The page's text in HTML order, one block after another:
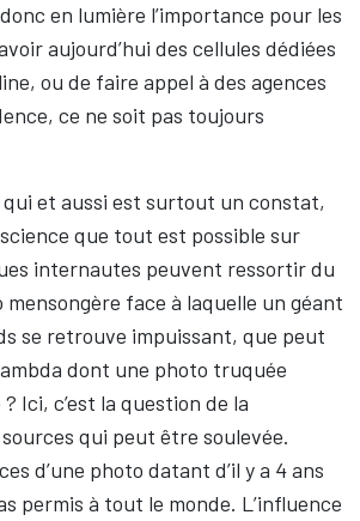
en lumière l’importance pour les
aujourd’hui des cellules dédiées
ou de faire appel à des agences
ce ne soit pas toujours
et aussi est surtout un constat,
que tout est possible sur
internautes peuvent ressortir du
face à laquelle un géant
se retrouve impuissant, que peut
dont une photo truquée
Ici, c’est la question de la
qui peut être soulevée.
d’une photo datant d’il y a 4 ans
permis à tout le monde. L’influence